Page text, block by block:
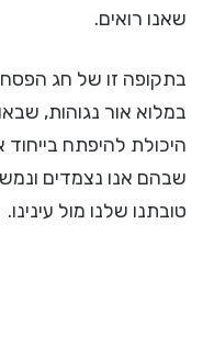
שאנו רואים.
בתקופה זו של חג הפסח
במלוא אור נגוהות,
היכולת להיפתח
שבהם אנו נצמדים
טובתנו שלנו מול עינינו.